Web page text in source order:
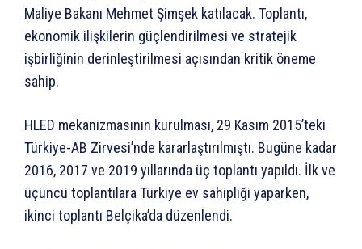
Maliye Bakanı Mehmet Şimşek katılacak. Toplantı,
ekonomik ilişkilerin güçlendirilmesi ve stratejik
işbirliğinin derinleştirilmesi açısından kritik öneme
sahip.
HLED mekanizmasının kurulması, 29 Kasım 2015’teki
Türkiye-AB Zirvesi’nde kararlaştırılmıştı. Bugüne kadar
2016, 2017 ve 2019 yıllarında üç toplantı yapıldı. İlk ve
üçüncü toplantılara Türkiye ev sahipliği yaparken,
ikinci toplantı Belçika’da düzenlendi.